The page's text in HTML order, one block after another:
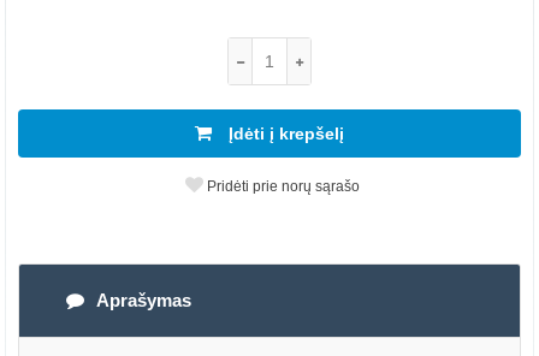
Įdėti į krepšelį
Pridėti prie norų sąrašo
Aprašymas